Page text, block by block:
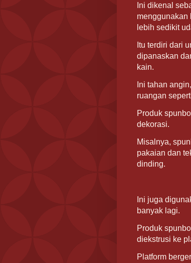
Ini dikenal
menggunakan
lebih sedikit
Itu terdiri dari
dipanaskan
kain.
Ini tahan
ruangan
Produk
dekorasi.
Misalnya,
pakaian dan
dinding.
Ini juga
banyak lagi.
Produk
diekstrusi ke
Platform